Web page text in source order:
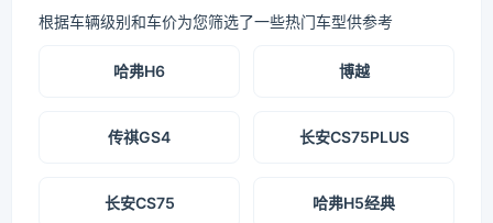
根据车辆级别和车价为您筛选了一些热门车型供参考
哈弗H6 博越
传祺GS4 长安CS75PLUS
长安CS75 哈弗H5经典